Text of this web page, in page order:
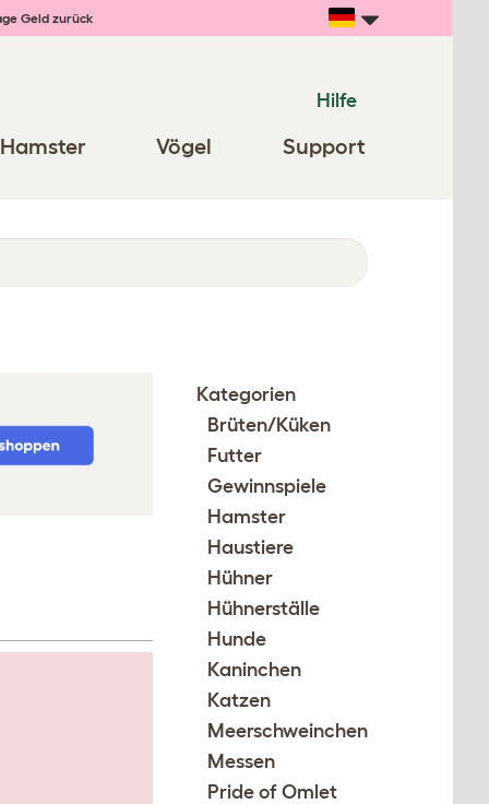
Geld zurück
Hilfe
Hamster Vögel Support
Kategorien
Brüten/Küken
Futter
Gewinnspiele
Hamster
Haustiere
Hühner
Hühnerställe
Hunde
Kaninchen
Katzen
Meerschweinchen
Messen
Pride of Omlet